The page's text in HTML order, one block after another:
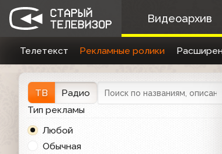
Видеоархив
Телетекст Рекламные ролики
ТВ
Радио
Тип рекламы
Любой
Обычная